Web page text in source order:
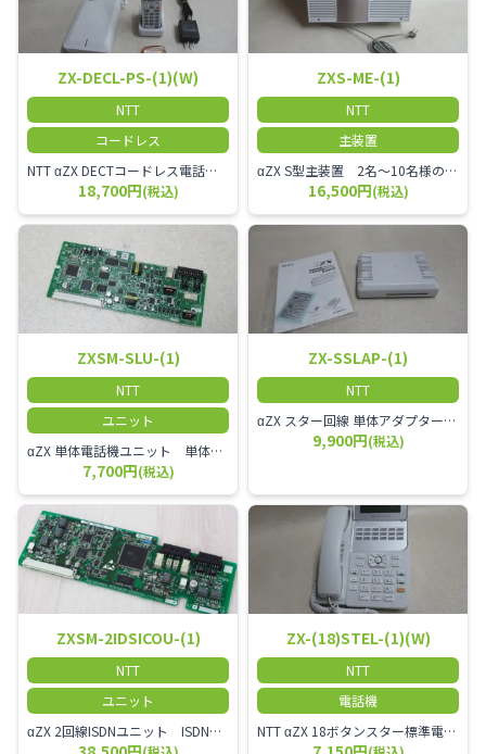
ZX-DECL-PS-(1)(W)
NTT
コードレス
NTT αZX DECTコードレス電話機 電波方式がDECTで、 防水機能（IPX4:あらゆる方向からの水の飛まつを受けても有害な影響を受けない。)を備えた 接続装置と子機の一対シングルゾーンコードレスです。
18,700円(税込)
ZXS-ME-(1)
NTT
主装置
αZX S型主装置 2名～10名様のオフィスに適しております。
16,500円(税込)
ZXSM-SLU-(1)
NTT
ユニット
αZX 単体電話機ユニット 単体電話機、複合機、ドアホン等、 2台分収容可能にするユニット
7,700円(税込)
ZX-SSLAP-(1)
NTT
αZX スター回線 単体アダプター 受付電話機、ドアホン、FAX等を1台収容できる装置です。
9,900円(税込)
ZXSM-2IDSICOU-(1)
NTT
ユニット
αZX 2回線ISDNユニット ISDN回線を2本収容可能です。
ZX-(18)STEL-(1)(W)
NTT
電話機
NTT αZX 18ボタンスター標準電話機(白)